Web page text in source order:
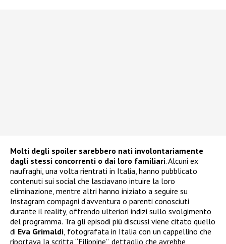
Molti degli spoiler sarebbero nati involontariamente
dagli stessi concorrenti o dai loro familiari. Alcuni ex
naufraghi, una volta rientrati in Italia, hanno pubblicato
contenuti sui social che lasciavano intuire la loro
eliminazione, mentre altri hanno iniziato a seguire su
Instagram compagni d’avventura o parenti conosciuti
durante il reality, offrendo ulteriori indizi sullo svolgimento
del programma. Tra gli episodi più discussi viene citato quello
di Eva Grimaldi , fotografata in Italia con un cappellino che
riportava la scritta “Filippine”, dettaglio che avrebbe